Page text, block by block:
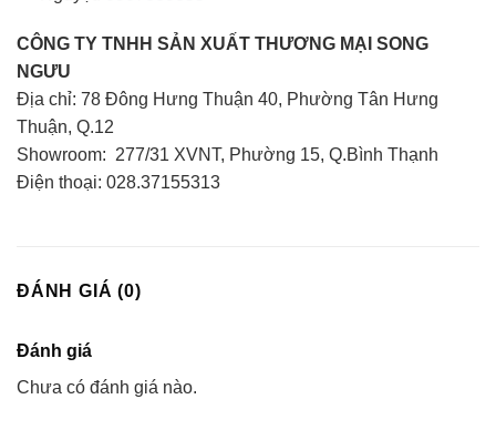
CÔNG TY TNHH SẢN XUẤT THƯƠNG MẠI SONG
NGƯU
Địa chỉ: 78 Đông Hưng Thuận 40, Phường Tân Hưng
Thuận, Q.12
Showroom: 277/31 XVNT, Phường 15, Q.Bình Thạnh
Điện thoại: 028.37155313
ĐÁNH GIÁ (0)
Đánh giá
Chưa có đánh giá nào.